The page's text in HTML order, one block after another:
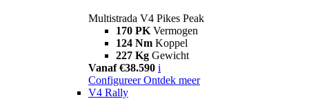
Multistrada V4 Pikes Peak
170 PK Vermogen
124 Nm Koppel
227 Kg Gewicht
Vanaf €38.590 i
Configureer Ontdek meer
V4 Rally